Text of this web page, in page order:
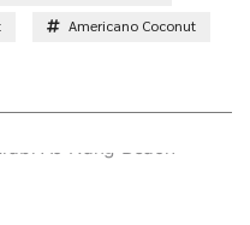
Americano Coconut